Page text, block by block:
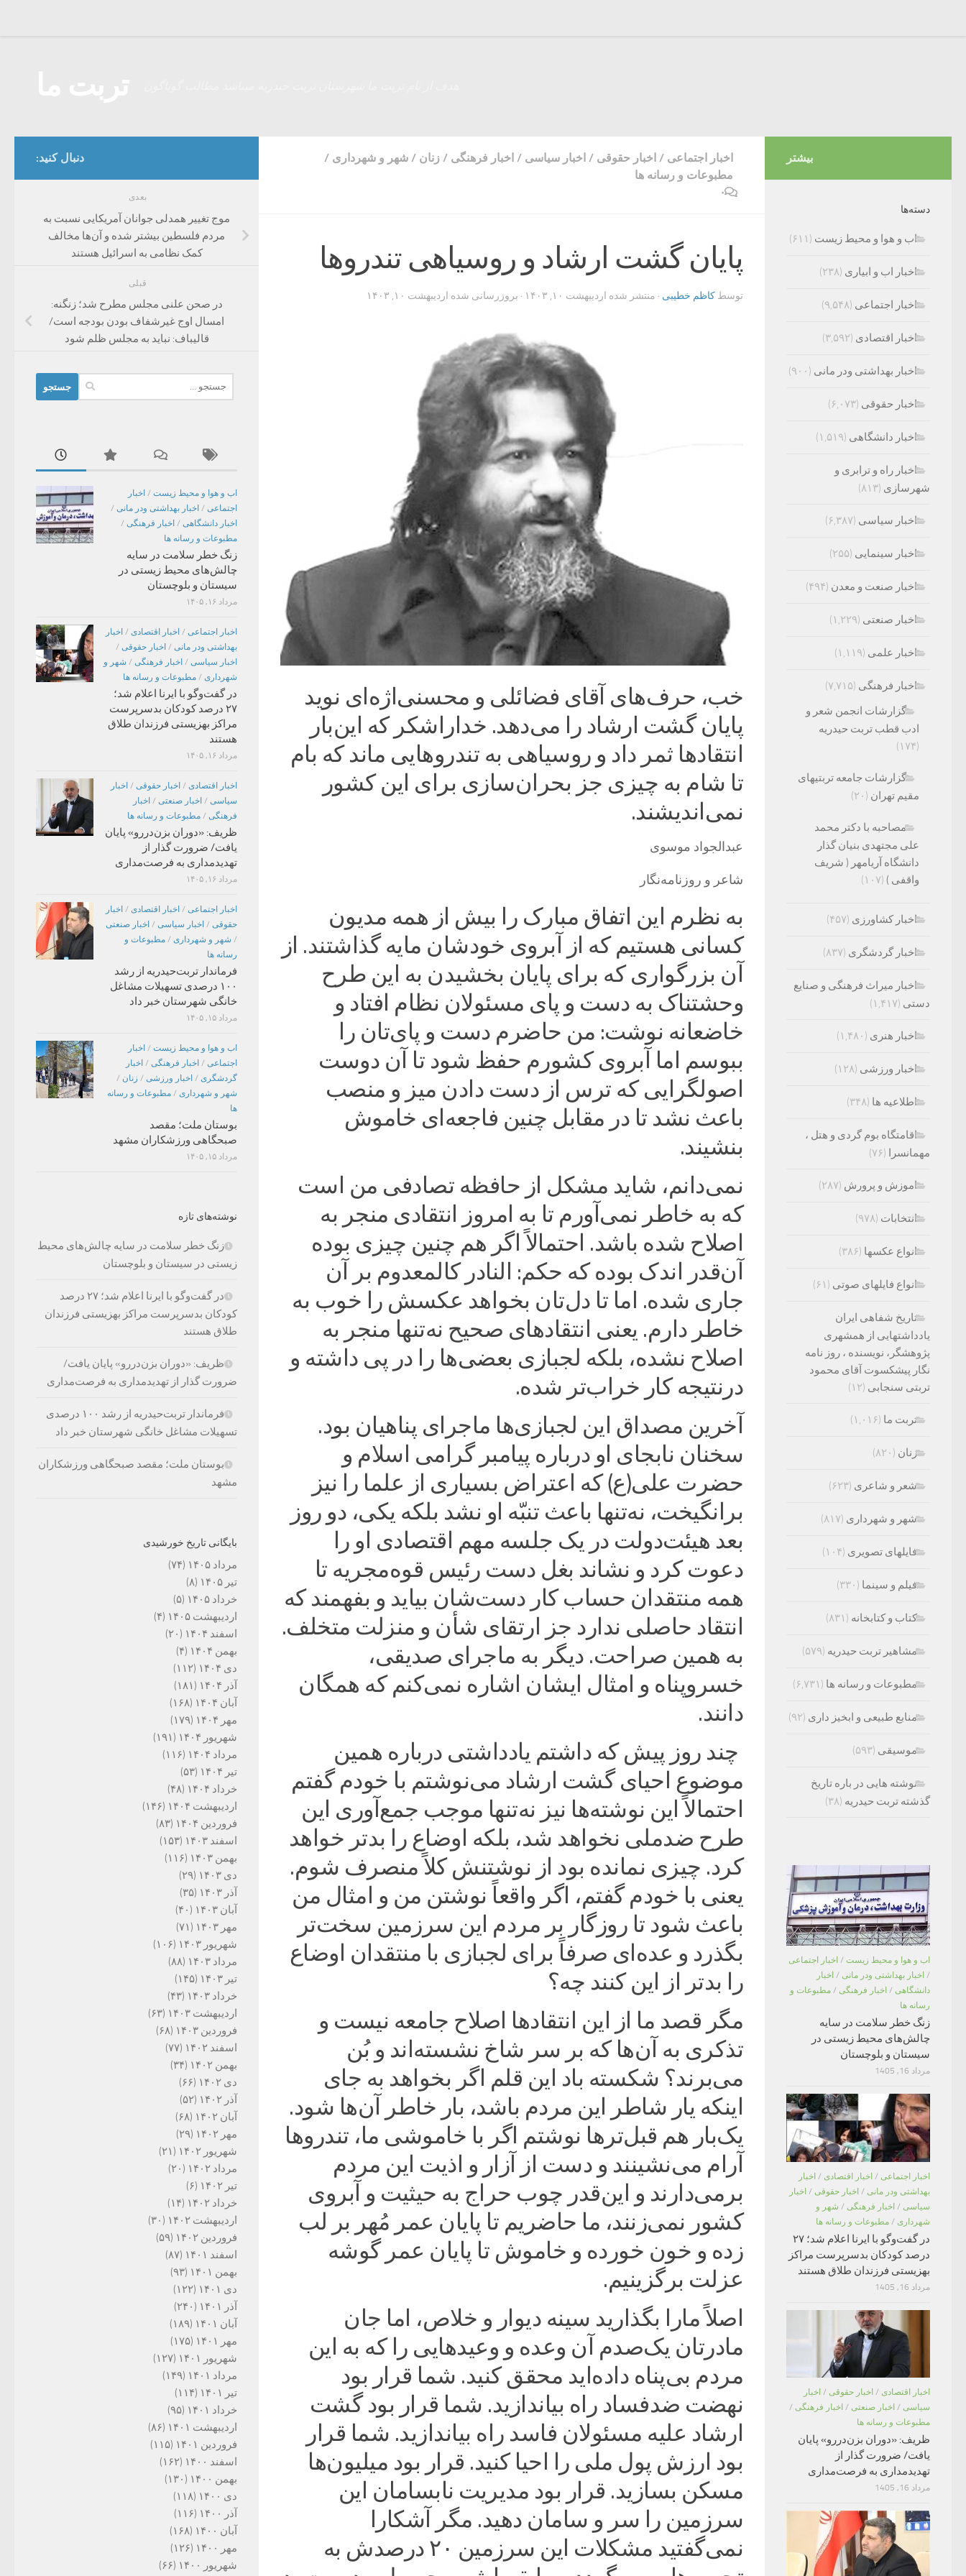
اخبار اجتماعی / اخبار حقوقی / اخبار سیاسی / اخبار فرهنگی / زنان / شهر و شهرداری /
مطبوعات و رسانه ها
۰
پایان گشت ارشاد و روسیاهی تندروها
توسط کاظم خطیبی · منتشر شده اردیبهشت ۱۰, ۱۴۰۳ · بروزرسانی شده اردیبهشت ۱۰, ۱۴۰۳
خب، حرف‌های آقای فضائلی و محسنی‌اژه‌ای نوید
پایان گشت ارشاد را می‌دهد. خداراشکر که این‌بار
انتقادها ثمر داد و روسیاهی به تندروهایی ماند که بام
تا شام به چیزی جز بحران‌سازی برای این کشور
نمی‌اندیشند.
عبدالجواد موسوی
شاعر و روزنامه‌نگار
به نظرم این اتفاق مبارک را بیش از همه مدیون
کسانی هستیم که از آبروی خودشان مایه گذاشتند. از
آن بزرگواری که برای پایان بخشیدن به این طرح
وحشتناک به دست و پای مسئولان نظام افتاد و
خاضعانه نوشت: من حاضرم دست و پای‌تان را
ببوسم اما آبروی کشورم حفظ شود تا آن دوست
اصولگرایی که ترس از دست دادن میز و منصب
باعث نشد تا در مقابل چنین فاجعه‌ای خاموش
بنشیند.
نمی‌دانم، شاید مشکل از حافظه تصادفی من است
که به خاطر نمی‌آورم تا به امروز انتقادی منجر به
اصلاح شده باشد. احتمالاً اگر هم چنین چیزی بوده
آن‌قدر اندک بوده که حکم: النادر کالمعدوم بر آن
جاری شده. اما تا دل‌تان بخواهد عکسش را خوب به
خاطر دارم. یعنی انتقادهای صحیح نه‌تنها منجر به
اصلاح نشده، بلکه لجبازی بعضی‌ها را در پی داشته و
درنتیجه کار خراب‌تر شده.
آخرین مصداق این لجبازی‌ها ماجرای پناهیان بود.
سخنان نابجای او درباره پیامبر گرامی اسلام و
حضرت علی(ع) که اعتراض بسیاری از علما را نیز
برانگیخت، نه‌تنها باعث تنبّه او نشد بلکه یکی، دو روز
بعد هیئت‌دولت در یک جلسه مهم اقتصادی او را
دعوت کرد و نشاند بغل دست رئیس قوه‌مجریه تا
همه منتقدان حساب کار دست‌شان بیاید و بفهمند که
انتقاد حاصلی ندارد جز ارتقای شأن و منزلت متخلف.
به همین صراحت. دیگر به ماجرای صدیقی،
خسروپناه و امثال ایشان اشاره نمی‌کنم که همگان
دانند.
چند روز پیش که داشتم یادداشتی درباره همین
موضوع احیای گشت ارشاد می‌نوشتم با خودم گفتم
احتمالاً این نوشته‌ها نیز نه‌تنها موجب جمع‌آوری این
طرح ضدملی نخواهد شد، بلکه اوضاع را بدتر خواهد
کرد. چیزی نمانده بود از نوشتنش کلاً منصرف شوم.
یعنی با خودم گفتم، اگر واقعاً نوشتن من و امثال من
باعث شود تا روزگار بر مردم این سرزمین سخت‌تر
بگذرد و عده‌ای صرفاً برای لجبازی با منتقدان اوضاع
را بدتر از این کنند چه؟
مگر قصد ما از این انتقادها اصلاح جامعه نیست و
تذکری به آن‌ها که بر سر شاخ نشسته‌اند و بُن
می‌برند؟ شکسته باد این قلم اگر بخواهد به جای
اینکه یار شاطر این مردم باشد، بار خاطر آن‌ها شود.
یک‌بار هم قبل‌ترها نوشتم اگر با خاموشی ما، تندروها
آرام می‌نشینند و دست از آزار و اذیت این مردم
برمی‌دارند و این‌قدر چوب حراج به حیثیت و آبروی
کشور نمی‌زنند، ما حاضریم تا پایان عمر مُهر بر لب
زده و خون خورده و خاموش تا پایان عمر گوشه
عزلت برگزینیم.
اصلاً مارا بگذارید سینه دیوار و خلاص، اما جان
مادرتان یک‌صدم آن وعده و وعیدهایی را که به این
مردم بی‌پناه داده‌اید محقق کنید. شما قرار بود
نهضت ضدفساد راه بیاندازید. شما قرار بود گشت
ارشاد علیه مسئولان فاسد راه بیاندازید. شما قرار
بود ارزش پول ملی را احیا کنید. قرار بود میلیون‌ها
مسکن بسازید. قرار بود مدیریت نابسامان این
سرزمین را سر و سامان دهید. مگر آشکارا
نمی‌گفتید مشکلات این سرزمین ۲۰ درصدش به
دنبال کنید:
بعدی
موج تغییر همدلی جوانان آمریکایی نسبت به
مردم فلسطین بیشتر شده و آن‌ها مخالف
کمک نظامی به اسرائیل هستند
قبلی
در صحن علنی مجلس مطرح شد؛ زنگنه:
امسال اوج غیرشفاف بودن بودجه است/
قالیباف: نباید به مجلس ظلم شود
برای:
اب و هوا و محیط زیست / اخبار
اجتماعی / اخبار بهداشتی ودر مانی /
اخبار دانشگاهی / اخبار فرهنگی /
مطبوعات و رسانه ها
زنگ خطر سلامت در سایه
چالش‌های محیط زیستی در
سیستان و بلوچستان
مرداد ۱۶, ۱۴۰۵
اخبار اجتماعی / اخبار اقتصادی / اخبار
بهداشتی ودر مانی / اخبار حقوقی /
اخبار سیاسی / اخبار فرهنگی / شهر و
شهرداری / مطبوعات و رسانه ها
در گفت‌وگو با ایرنا اعلام شد؛
۲۷ درصد کودکان بدسرپرست
مراکز بهزیستی فرزندان طلاق
هستند
مرداد ۱۶, ۱۴۰۵
اخبار اقتصادی / اخبار حقوقی / اخبار
سیاسی / اخبار صنعتی / اخبار
فرهنگی / مطبوعات و رسانه ها
ظریف: «دوران بزن‌دررو» پایان
یافت/ ضرورت گذار از
تهدیدمداری به فرصت‌مداری
مرداد ۱۶, ۱۴۰۵
اخبار اجتماعی / اخبار اقتصادی / اخبار
حقوقی / اخبار سیاسی / اخبار صنعتی
/ شهر و شهرداری / مطبوعات و
رسانه ها
فرماندار تربت‌حیدریه از رشد
۱۰۰ درصدی تسهیلات مشاغل
خانگی شهرستان خبر داد
مرداد ۱۵, ۱۴۰۵
اب و هوا و محیط زیست / اخبار
اجتماعی / اخبار فرهنگی / اخبار
گردشگری / اخبار ورزشی / زنان /
شهر و شهرداری / مطبوعات و رسانه
ها
بوستان ملت؛ مقصد
صبحگاهی ورزشکاران مشهد
مرداد ۱۵, ۱۴۰۵
نوشته‌های تازه
زنگ خطر سلامت در سایه چالش‌های محیط
زیستی در سیستان و بلوچستان
در گفت‌وگو با ایرنا اعلام شد؛ ۲۷ درصد
کودکان بدسرپرست مراکز بهزیستی فرزندان
طلاق هستند
ظریف: «دوران بزن‌دررو» پایان یافت/
ضرورت گذار از تهدیدمداری به فرصت‌مداری
فرماندار تربت‌حیدریه از رشد ۱۰۰ درصدی
تسهیلات مشاغل خانگی شهرستان خبر داد
بوستان ملت؛ مقصد صبحگاهی ورزشکاران
مشهد
بایگانی تاریخ خورشیدی
مرداد ۱۴۰۵
(۷۴)
تیر ۱۴۰۵
(۸)
خرداد ۱۴۰۵
(۵)
اردیبهشت ۱۴۰۵
(۴)
اسفند ۱۴۰۴
(۲۰)
بهمن ۱۴۰۴
(۴)
دی ۱۴۰۴
(۱۱۲)
آذر ۱۴۰۴
(۱۸۱)
آبان ۱۴۰۴
(۱۶۸)
مهر ۱۴۰۴
(۱۷۹)
شهریور ۱۴۰۴
(۱۹۱)
مرداد ۱۴۰۴
(۱۱۶)
تیر ۱۴۰۴
(۵۳)
خرداد ۱۴۰۴
(۴۸)
اردیبهشت ۱۴۰۴
(۱۴۶)
فروردین ۱۴۰۴
(۸۳)
اسفند ۱۴۰۳
(۱۵۳)
بهمن ۱۴۰۳
(۱۱۶)
دی ۱۴۰۳
(۲۹)
آذر ۱۴۰۳
(۳۵)
آبان ۱۴۰۳
(۴۰)
مهر ۱۴۰۳
(۷۱)
شهریور ۱۴۰۳
(۱۰۶)
مرداد ۱۴۰۳
(۸۸)
تیر ۱۴۰۳
(۱۴۵)
خرداد ۱۴۰۳
(۴۳)
اردیبهشت ۱۴۰۳
(۶۳)
فروردین ۱۴۰۳
(۶۸)
اسفند ۱۴۰۲
(۷۷)
بهمن ۱۴۰۲
(۳۴)
دی ۱۴۰۲
(۶۶)
آذر ۱۴۰۲
(۵۲)
آبان ۱۴۰۲
(۶۸)
مهر ۱۴۰۲
(۲۹)
شهریور ۱۴۰۲
(۲۱)
مرداد ۱۴۰۲
(۲۰)
تیر ۱۴۰۲
(۶)
خرداد ۱۴۰۲
(۱۴)
اردیبهشت ۱۴۰۲
(۳۰)
فروردین ۱۴۰۲
(۵۹)
اسفند ۱۴۰۱
(۸۷)
بهمن ۱۴۰۱
(۹۳)
دی ۱۴۰۱
(۱۲۲)
آذر ۱۴۰۱
(۲۴۰)
آبان ۱۴۰۱
(۱۸۹)
مهر ۱۴۰۱
(۱۷۵)
شهریور ۱۴۰۱
(۱۲۷)
مرداد ۱۴۰۱
(۱۴۹)
تیر ۱۴۰۱
(۱۱۴)
خرداد ۱۴۰۱
(۹۵)
اردیبهشت ۱۴۰۱
(۸۶)
فروردین ۱۴۰۱
(۱۱۵)
اسفند ۱۴۰۰
(۱۶۲)
بهمن ۱۴۰۰
(۱۳۰)
دی ۱۴۰۰
(۱۱۸)
آذر ۱۴۰۰
(۱۱۶)
آبان ۱۴۰۰
(۱۶۸)
مهر ۱۴۰۰
(۱۲۶)
شهریور ۱۴۰۰
(۶۶)
بیشتر
دسته‌ها
اب و هوا و محیط زیست (۶۱۱)
اخبار اب و ابیاری (۲۳۸)
اخبار اجتماعی (۹,۵۴۸)
اخبار اقتصادی (۳,۵۹۲)
اخبار بهداشتی ودر مانی (۹۰۰)
اخبار حقوقی (۶,۰۷۳)
اخبار دانشگاهی (۱,۵۱۹)
اخبار راه و ترابری و
شهرسازی (۸۱۳)
اخبار سیاسی (۶,۳۸۷)
اخبار سینمایی (۲۵۵)
اخبار صنعت و معدن (۴۹۴)
اخبار صنعتی (۱,۲۲۹)
اخبار علمی (۱,۱۱۹)
اخبار فرهنگی (۷,۷۱۵)
گزارشات انجمن شعر و
ادب قطب تربت حیدریه
(۱۷۴)
گزارشات جامعه تربتیهای
مقیم تهران (۲۰)
مصاحبه با دکتر محمد
علی مجتهدی بنیان گذار
دانشگاه آریامهر ( شریف
واقفی ) (۱۰۷)
اخبار کشاورزی (۴۵۷)
اخبار گردشگری (۸۳۷)
اخبار میراث فرهنگی و صنایع
دستی (۱,۴۱۷)
اخبار هنری (۱,۴۸۰)
اخبار ورزشی (۱۲۸)
اطلاعیه ها (۳۴۸)
اقامتگاه بوم گردی و هتل ،
مهمانسرا (۷۶)
اموزش و پرورش (۲۸۷)
انتخابات (۹۷۸)
انواع عکسها (۳۸۶)
انواع فایلهای صوتی (۶۱)
تاریخ شفاهی ایران
یادداشتهایی از همشهری
پژوهشگر، نویسنده ، روز نامه
نگار پیشکسوت آقای محمود
تربتی سنجابی (۱۲)
تربت ما (۱,۰۱۶)
زنان (۸۲۰)
شعر و شاعری (۶۲۳)
شهر و شهرداری (۸۱۷)
فایلهای تصویری (۱۰۴)
فیلم و سینما (۳۳۰)
کتاب و کتابخانه (۸۳۱)
مشاهیر تربت حیدریه (۵۷۹)
مطبوعات و رسانه ها (۶,۷۳۱)
منابع طبیعی و ابخیز داری (۹۲)
موسیقی (۵۹۳)
نوشته هایی در باره تاریخ
گذشته تربت حیدریه (۳۸)
اب و هوا و محیط زیست / اخبار اجتماعی
/ اخبار بهداشتی ودر مانی / اخبار
دانشگاهی / اخبار فرهنگی / مطبوعات و
رسانه ها
زنگ خطر سلامت در سایه
چالش‌های محیط زیستی در
سیستان و بلوچستان
مرداد 16, 1405
اخبار اجتماعی / اخبار اقتصادی / اخبار
بهداشتی ودر مانی / اخبار حقوقی / اخبار
سیاسی / اخبار فرهنگی / شهر و
شهرداری / مطبوعات و رسانه ها
در گفت‌وگو با ایرنا اعلام شد؛ ۲۷
درصد کودکان بدسرپرست مراکز
بهزیستی فرزندان طلاق هستند
مرداد 16, 1405
اخبار اقتصادی / اخبار حقوقی / اخبار
سیاسی / اخبار صنعتی / اخبار فرهنگی /
مطبوعات و رسانه ها
ظریف: «دوران بزن‌دررو» پایان
یافت/ ضرورت گذار از
تهدیدمداری به فرصت‌مداری
مرداد 16, 1405